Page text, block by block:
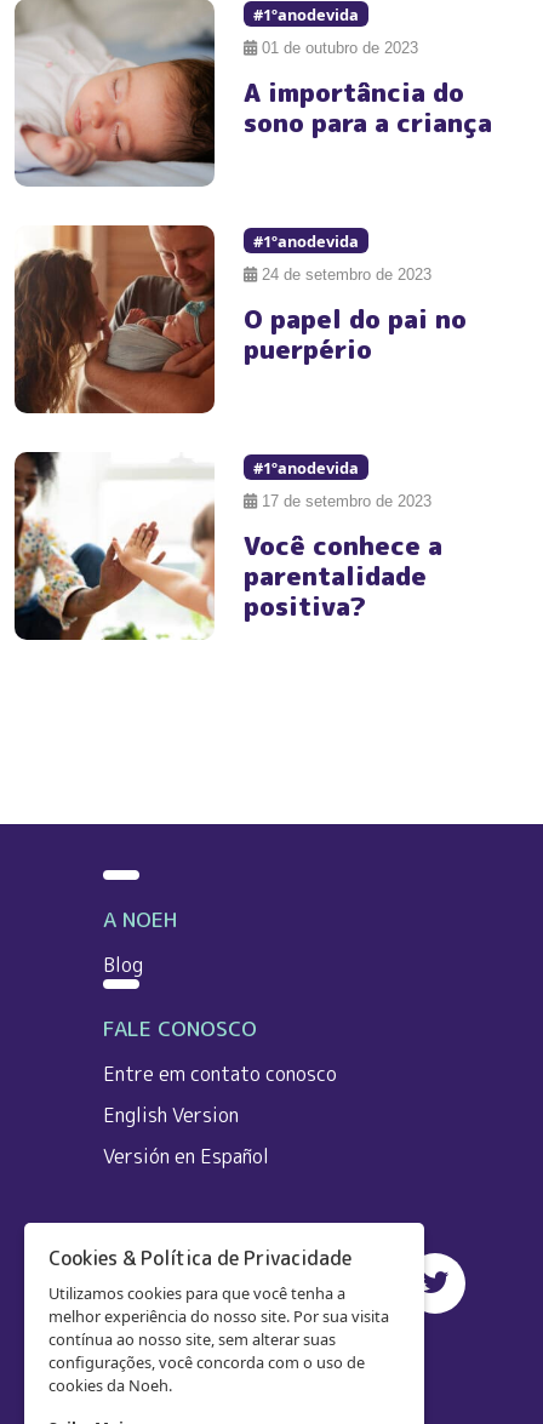
#1ºanodevida
01 de outubro de 2023
A importância do
sono para a criança
#1ºanodevida
24 de setembro de 2023
O papel do pai no
puerpério
#1ºanodevida
17 de setembro de 2023
Você conhece a
parentalidade
positiva?
A NOEH
Blog
FALE CONOSCO
Entre em contato conosco
English Version
Versión en Español
Cookies & Política de Privacidade
Utilizamos cookies para que você tenha a
melhor experiência do nosso site. Por sua visita
contínua ao nosso site, sem alterar suas
configurações, você concorda com o uso de
cookies da Noeh.